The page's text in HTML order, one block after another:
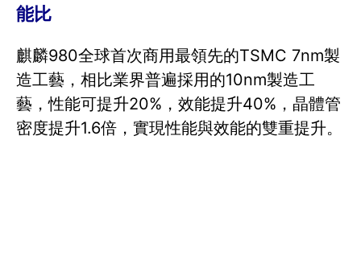
能比
麒麟980全球首次商用最領先的TSMC 7nm製
造工藝，相比業界普遍採用的10nm製造工
藝，性能可提升20%，效能提升40%，晶體管
密度提升1.6倍，實現性能與效能的雙重提升。